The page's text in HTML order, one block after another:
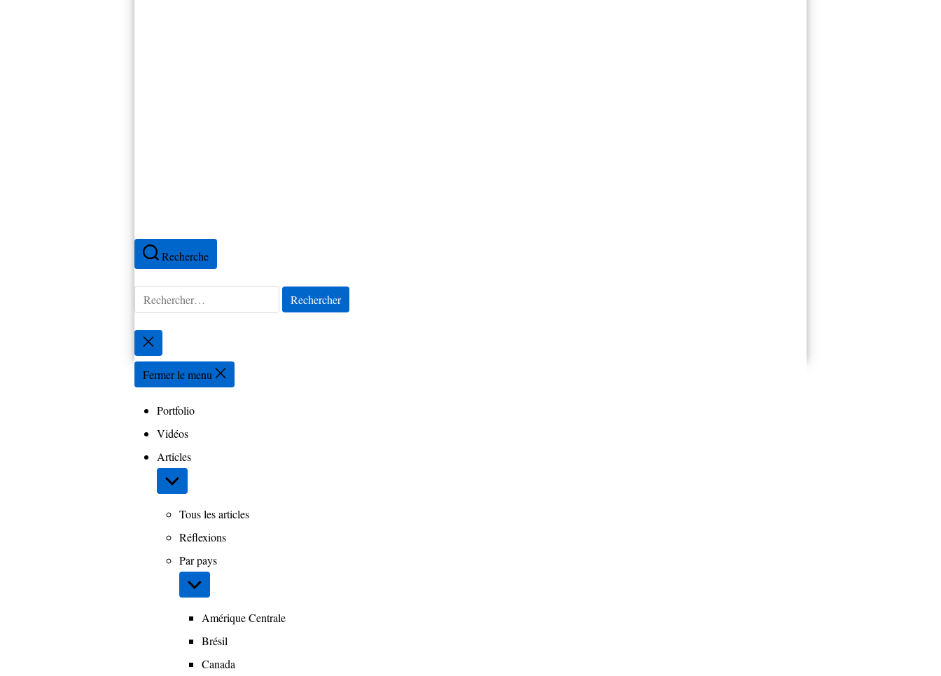
Recherche
Rechercher :
Fermer
la
recherche
Fermer le menu
Portfolio
Vidéos
Articles
Afficher
le
sous-Tous les articles
Réflexions
Par pays
Afficher
le
sous-Amérique Centrale
Brésil
Canada